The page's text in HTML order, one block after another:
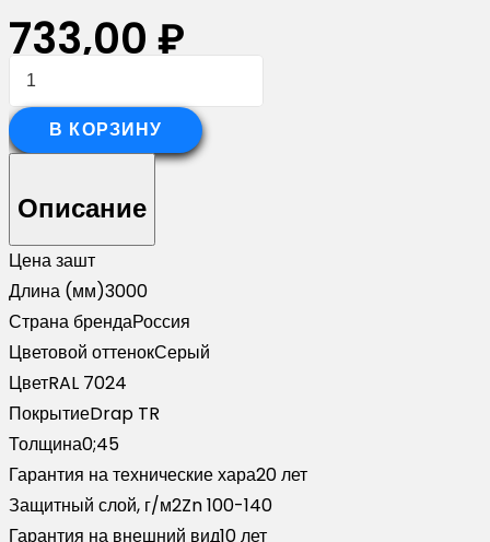
733,00 ₽
Количество
Планка
опорная
внутренняя
для
забора
жалюзи
Palermo
0,45
Drap
TR
RAL
7024
мокрый
В КОРЗИНУ
Описание
Цена зашт
Длина (мм)3000
Страна брендаРоссия
Цветовой оттенокСерый
ЦветRAL 7024
ПокрытиеDrap TR
Толщина0;45
Гарантия на технические хара20 лет
Защитный слой, г/м2Zn 100-140
Гарантия на внешний вид10 лет